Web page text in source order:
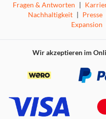
Fragen & Antworten |
Nachhaltigkeit | Presse
Expansion
Wir akzeptieren im